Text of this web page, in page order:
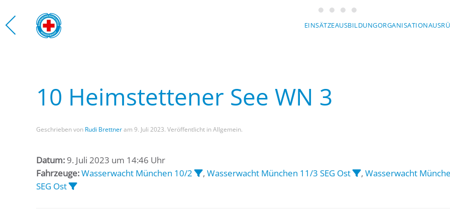
Zum Hauptinhalt springen EINSÄTZEAUSBILDUNGORGANISATION
Wasserwacht München
Wasserwacht München
Wasserwacht München
10 Heimstettener See WN 3
Geschrieben von Rudi Brettneram 9. Juli 2023. Veröffentlicht in Allgemein.
Datum: 9. Juli 2023 um 14:46 Uhr
Fahrzeuge:Wasserwacht München 10/2 , Wasserwacht München 11/3 SEG Ost , Wasserwacht
SEG Ost